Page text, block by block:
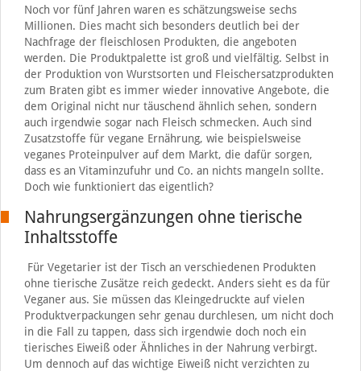
Noch vor fünf Jahren waren es schätzungsweise sechs
Millionen. Dies macht sich besonders deutlich bei der
Nachfrage der fleischlosen Produkten, die angeboten
werden. Die Produktpalette ist groß und vielfältig. Selbst in
der Produktion von Wurstsorten und Fleischersatzprodukten
zum Braten gibt es immer wieder innovative Angebote, die
dem Original nicht nur täuschend ähnlich sehen, sondern
auch irgendwie sogar nach Fleisch schmecken. Auch sind
Zusatzstoffe für vegane Ernährung, wie beispielsweise
veganes Proteinpulver auf dem Markt, die dafür sorgen,
dass es an Vitaminzufuhr und Co. an nichts mangeln sollte.
Doch wie funktioniert das eigentlich?
Nahrungsergänzungen ohne tierische
Inhaltsstoffe
Für Vegetarier ist der Tisch an verschiedenen Produkten
ohne tierische Zusätze reich gedeckt. Anders sieht es da für
Veganer aus. Sie müssen das Kleingedruckte auf vielen
Produktverpackungen sehr genau durchlesen, um nicht doch
in die Fall zu tappen, dass sich irgendwie doch noch ein
tierisches Eiweiß oder Ähnliches in der Nahrung verbirgt.
Um dennoch auf das wichtige Eiweiß nicht verzichten zu